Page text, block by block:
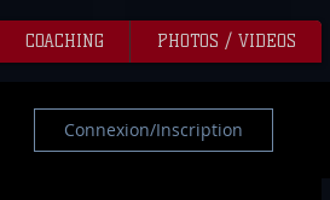
COACHING PHOTOS / VIDEOS
Connexion/Inscription